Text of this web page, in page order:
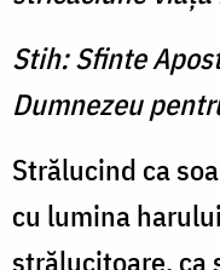
Stih: Sfinte
Dumnezeu
Strălucind ca
cu lumina
strălucitoare, ca